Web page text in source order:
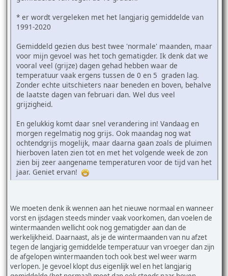
* er wordt vergeleken met het langjarig gemiddelde van
1991-2020
Gemiddeld gezien dus best twee 'normale' maanden, maar
voor mijn gevoel was het toch gematigder. Ik denk dat we
vooral veel (grijze) dagen gehad hebben waar de
temperatuur vaak ergens tussen de 0 en 5 graden lag.
Zonder echte uitschieters naar beneden en boven, behalve
de laatste dagen van februari dan. Wel dus veel
grijzigheid.
En gelukkig komt daar snel verandering in! Vandaag en
morgen regelmatig nog grijs. Ook maandag nog wat
ochtendgrijs mogelijk, maar daarna gaan zoals de pluimen
hierboven laten zien tot en met het volgende week de zon
zien bij zeer aangename temperaturen voor de tijd van het
jaar. Geniet ervan!
We moeten denk ik wennen aan het nieuwe normaal en wanneer
vorst en ijsdagen steeds minder vaak voorkomen, dan voelen de
wintermaanden wellicht ook nog gematigder aan dan de
werkelijkheid. Daarnaast, als je de wintermaanden van nu afzet
tegen de langjarig gemiddelde temperatuur van vroeger dan zijn
de afgelopen wintermaanden toch ook best wel weer warm
verlopen. Je gevoel klopt dus eigenlijk wel en het langjarig